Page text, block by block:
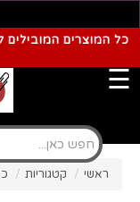
כל המוצרים
☰
ראשי / קטגוריות /